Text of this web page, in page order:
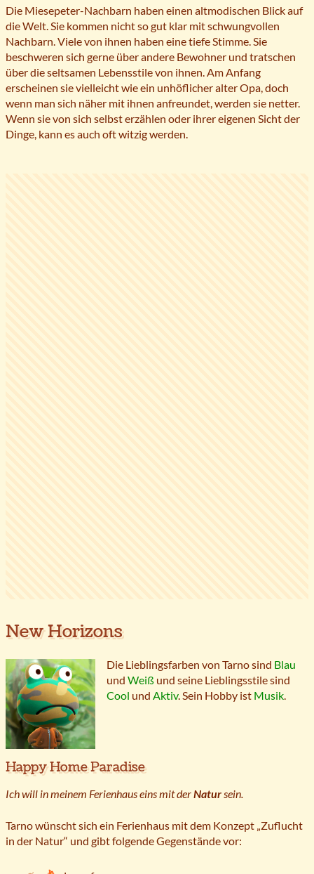
Die Miesepeter-Nachbarn haben einen altmodischen Blick auf
die Welt. Sie kommen nicht so gut klar mit schwungvollen
Nachbarn. Viele von ihnen haben eine tiefe Stimme. Sie
beschweren sich gerne über andere Bewohner und tratschen
über die seltsamen Lebensstile von ihnen. Am Anfang
erscheinen sie vielleicht wie ein unhöflicher alter Opa, doch
wenn man sich näher mit ihnen anfreundet, werden sie netter.
Wenn sie von sich selbst erzählen oder ihrer eigenen Sicht der
Dinge, kann es auch oft witzig werden.
New Horizons
Die Lieblingsfarben von Tarno sind Blau
und Weiß und seine Lieblingsstile sind
Cool und Aktiv. Sein Hobby ist Musik.
Happy Home Paradise
Ich will in meinem Ferienhaus eins mit derNatursein.
Tarno wünscht sich ein Ferienhaus mit dem Konzept „Zuflucht
in der Natur“ und gibt folgende Gegenstände vor: